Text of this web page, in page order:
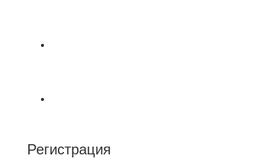
Регистрация